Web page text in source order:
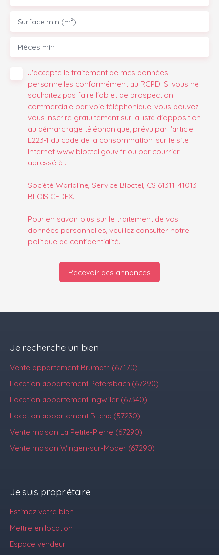
Surface min (m²)
Pièces min
J'accepte le traitement de mes données
personnelles conformément au RGPD. Si vous ne
souhaitez pas faire l'objet de prospection
commerciale par voie téléphonique, vous pouvez
vous inscrire gratuitement sur la liste d'opposition
au démarchage téléphonique, prévu par l'article
L223-1 du code de la consommation, sur le site
Internet www.bloctel.gouv.fr ou par courrier
adressé à :
Société Worldline, Service Bloctel, CS 61311, 41013
BLOIS CEDEX.
Pour en savoir plus sur le traitement de vos
données personnelles, veuillez consulter notre
politique de confidentialité.
Recevoir des annonces
Je recherche un bien
Vente appartement Brumath (67170)
Location appartement Petersbach (67290)
Location appartement Ingwiller (67340)
Location appartement Bitche (57230)
Vente maison La Petite-Pierre (67290)
Vente maison Wingen-sur-Moder (67290)
Je suis propriétaire
Estimez votre bien
Mettre en location
Espace vendeur